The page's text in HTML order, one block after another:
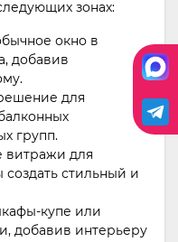
зонах:
окно в
добавив
для
групп.
витражи для
создать стильный и
купе или
добавив интерьеру